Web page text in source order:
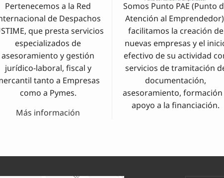
Pertenecemos a la Red
de Despachos
que presta servicios
especializados de
asesoramiento y gestión
jurídico-laboral, fiscal y
tanto a Empresas
como a Pymes.
Más información
Somos Punto PAE (Punto
Atención al
facilitamos la creación de
nuevas empresas y el
efectivo de su actividad
servicios de tramitación
documentación,
asesoramiento, formación
apoyo a la financiación.